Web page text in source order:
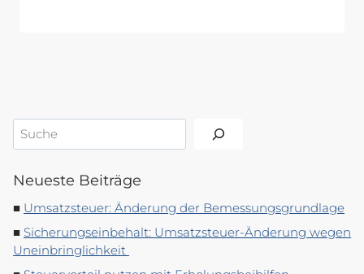
Suchen
Neueste Beiträge
Umsatzsteuer: Änderung der Bemessungsgrundlage
Sicherungseinbehalt: Umsatzsteuer-Änderung wegen
Uneinbringlichkeit